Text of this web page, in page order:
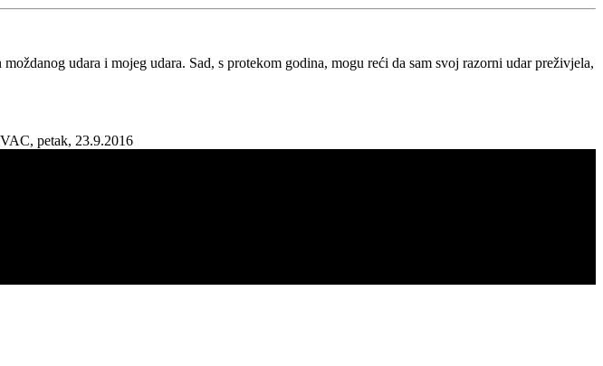
udara i mojeg udara. Sad, s protekom godina, mogu reći da sam svoj razorni udar preživjela,
petak, 23.9.2016